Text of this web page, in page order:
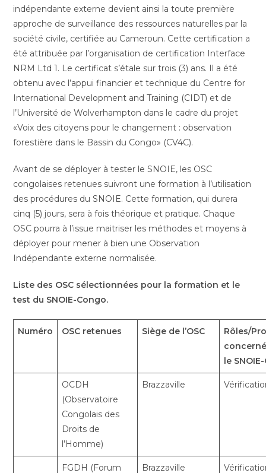
indépendante externe devient ainsi la toute première
approche de surveillance des ressources naturelles par la
société civile, certifiée au Cameroun. Cette certification a
été attribuée par l’organisation de certification Interface
NRM Ltd 1. Le certificat s’étale sur trois (3) ans. Il a été
obtenu avec l’appui financier et technique du Centre for
International Development and Training (CIDT) et de
l’Université de Wolverhampton dans le cadre du projet
«Voix des citoyens pour le changement : observation
forestière dans le Bassin du Congo» (CV4C).
Avant de se déployer à tester le SNOIE, les OSC
congolaises retenues suivront une formation à l’utilisation
des procédures du SNOIE. Cette formation, qui durera
cinq (5) jours, sera à fois théorique et pratique. Chaque
OSC pourra à l’issue maitriser les méthodes et moyens à
déployer pour mener à bien une Observation
Indépendante externe normalisée.
Liste des OSC sélectionnées pour la formation et le
test du SNOIE-Congo.
Numéro OSC retenues Siège de l’OSC
Rôles/
le
OCDH
(Observatoire
Congolais des
Droits de
l’Homme)
Brazzaville
FGDH (Forum Brazzaville